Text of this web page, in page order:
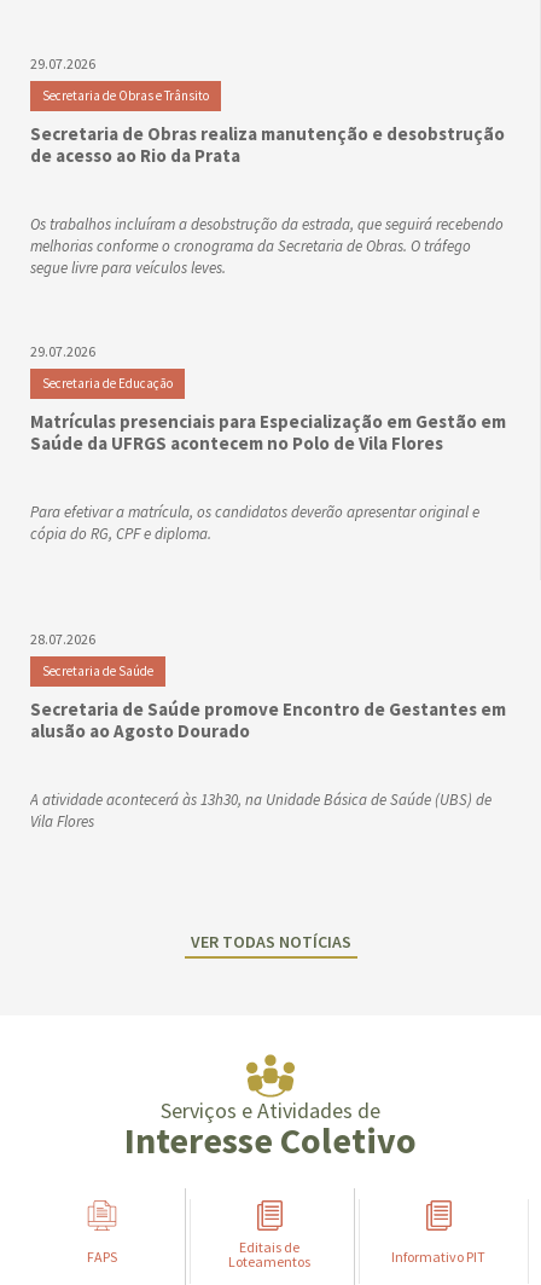
29.07.2026
Secretaria de Obras e Trânsito
Secretaria de Obras realiza manutenção e desobstrução
de acesso ao Rio da Prata
Os trabalhos incluíram a desobstrução da estrada, que seguirá recebendo
melhorias conforme o cronograma da Secretaria de Obras. O tráfego
segue livre para veículos leves.
29.07.2026
Secretaria de Educação
Matrículas presenciais para Especialização em Gestão em
Saúde da UFRGS acontecem no Polo de Vila Flores
Para efetivar a matrícula, os candidatos deverão apresentar original e
cópia do RG, CPF e diploma.
28.07.2026
Secretaria de Saúde
Secretaria de Saúde promove Encontro de Gestantes em
alusão ao Agosto Dourado
A atividade acontecerá às 13h30, na Unidade Básica de Saúde (UBS) de
Vila Flores
VER TODAS NOTÍCIAS
Serviços e Atividades de
Interesse Coletivo
FAPS
Editais de
Loteamentos
Informativo PIT